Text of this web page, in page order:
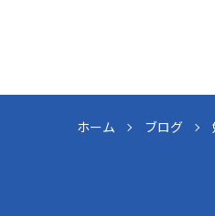
ホーム ブログ